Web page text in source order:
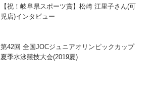
【祝！岐阜県スポーツ賞】松崎 江里子さん(可
児店)インタビュー
第42回 全国JOCジュニアオリンピックカップ
夏季水泳競技大会(2019夏)